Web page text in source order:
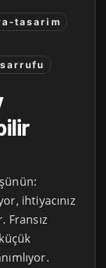
tasarim
ihtiyacınız
Fransız